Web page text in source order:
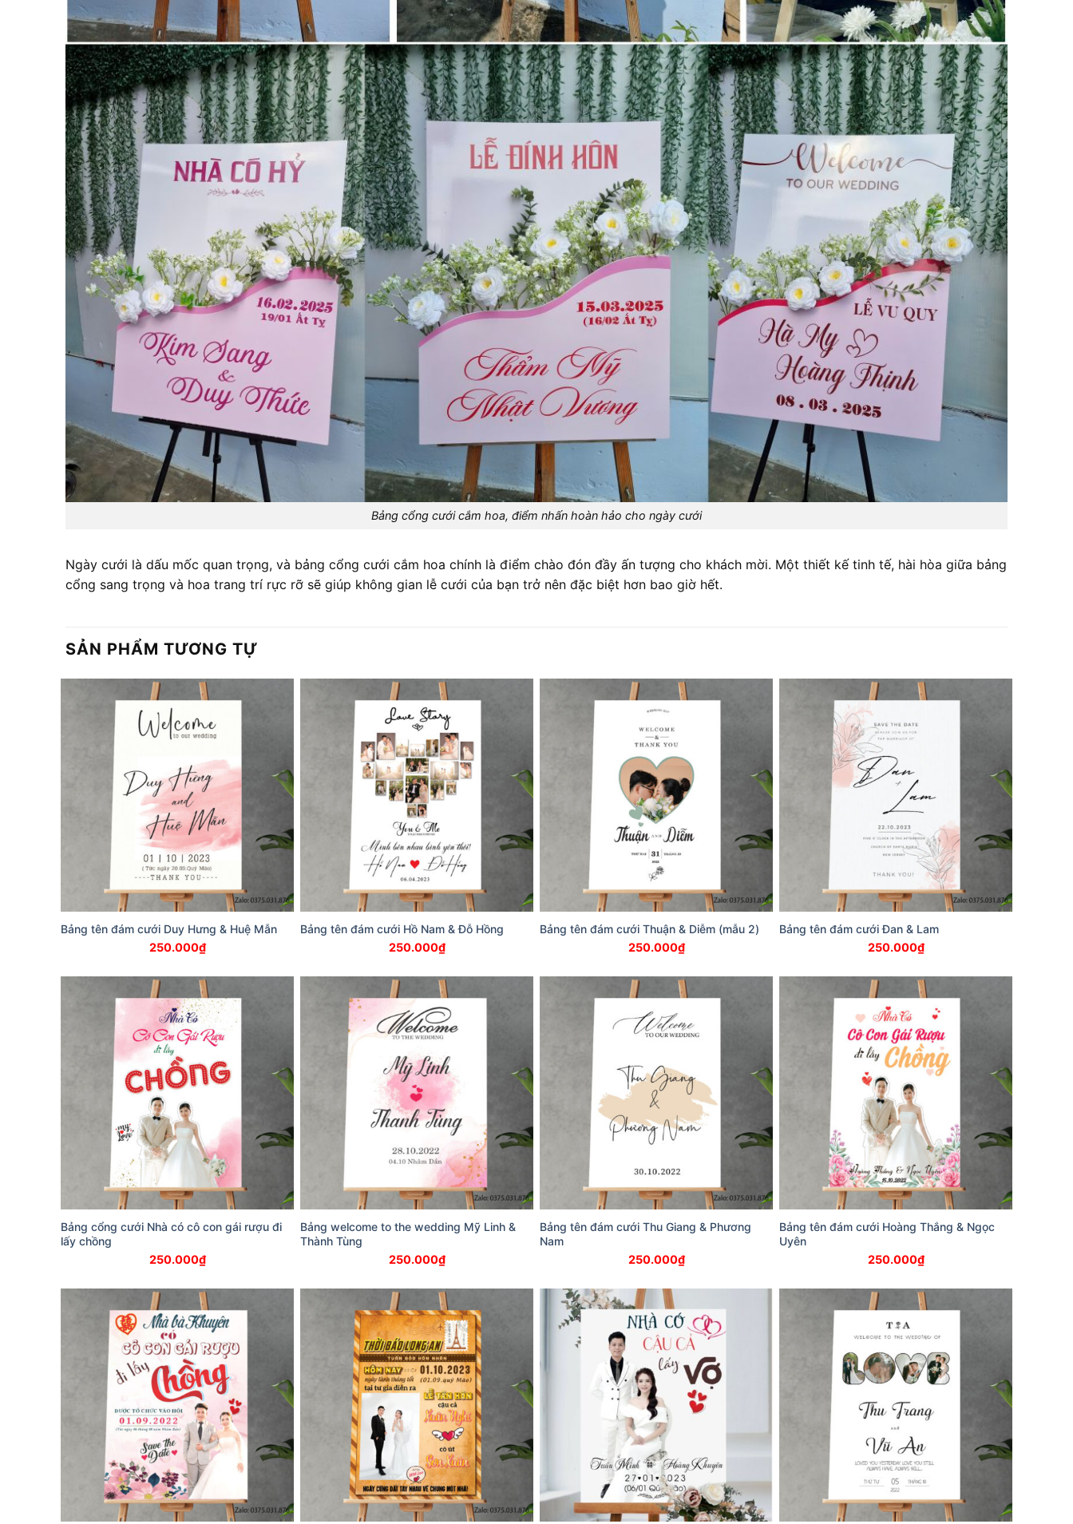
Bảng cổng cưới cắm hoa, điểm nhấn hoàn hảo cho ngày cưới
Ngày cưới là dấu mốc quan trọng, và bảng cổng cưới cắm hoa chính là điểm chào đón đầy ấn tượng cho khách mời. Một thiết kế tinh tế, hài hòa giữa bảng
cổng sang trọng và hoa trang trí rực rỡ sẽ giúp không gian lễ cưới của bạn trở nên đặc biệt hơn bao giờ hết.
SẢN PHẨM TƯƠNG TỰ
Bảng tên đám cưới Duy Hưng & Huệ Mẫn
250.000₫
Bảng tên đám cưới Hồ Nam & Đỗ Hồng
250.000₫
Bảng tên đám cưới Thuận & Diễm (mẫu 2)
250.000₫
Bảng tên đám cưới Đan & Lam
250.000₫
Bảng cổng cưới Nhà có cô con gái rượu đi
lấy chồng
250.000₫
Bảng welcome to the wedding Mỹ Linh &
Thành Tùng
250.000₫
Bảng tên đám cưới Thu Giang & Phương
Nam
250.000₫
Bảng tên đám cưới Hoàng Thắng & Ngọc
Uyên
250.000₫